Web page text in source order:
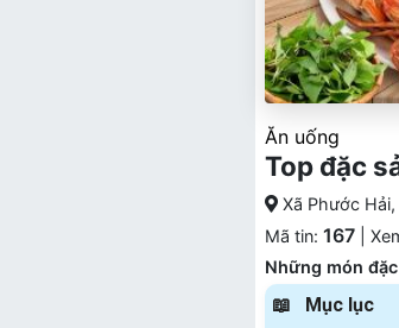
Ăn uống
Top đặc
Xã Phước Hải,
Mã tin: 167|
Những món
Mục lục